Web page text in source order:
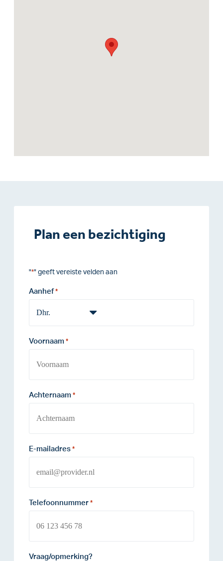
Plan een bezichtiging
"*" geeft vereiste velden aan
Aanhef *
Voornaam *
Achternaam *
E-mailadres *
Telefoonnummer *
Vraag/opmerking?